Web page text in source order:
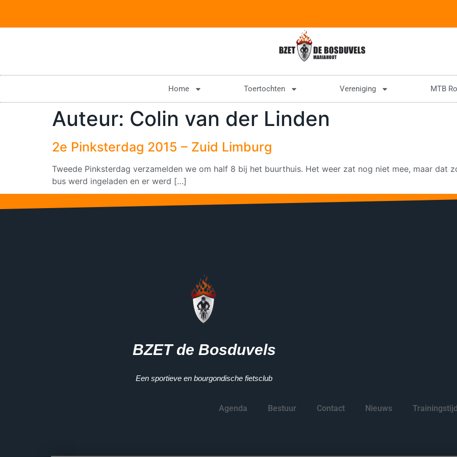
Home Toertochten Vereniging MTB
Auteur: Colin van der Linden
2e Pinksterdag 2015 – Zuid Limburg
Tweede Pinksterdag verzamelden we om half 8 bij het buurthuis. Het weer zat nog niet mee, maar dat
bus werd ingeladen en er werd […]
BZET de Bosduvels
Een sportieve en bourgondische fietsclub
Agenda Bestuur Contact Nieuws